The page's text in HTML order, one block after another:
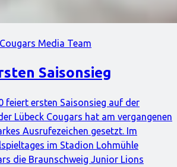
Cougars Media Team
Saisonsieg
feiert ersten Saisonsieg auf der
Lübeck Cougars hat am vergangenen
Ausrufezeichen gesetzt. Im
im Stadion Lohmühle
die Braunschweig Junior Lions